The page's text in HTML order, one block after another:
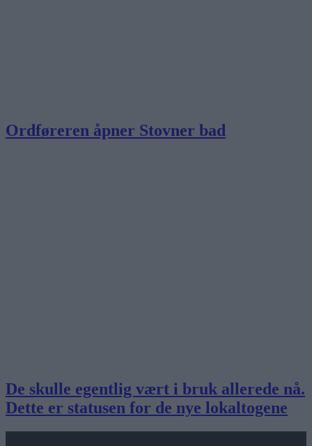
Ordføreren åpner Stovner bad
De skulle egentlig vært i bruk allerede nå.
Dette er statusen for de nye lokaltogene